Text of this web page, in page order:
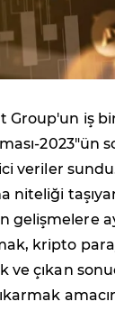
Group'un iş
veriler
niteliği
gelişmelere
kripto
ve çıkan